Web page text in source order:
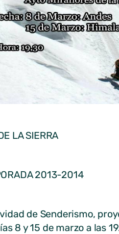
LA SIERRA
2013-2014
de Senderismo,
8 y 15 de marzo a las